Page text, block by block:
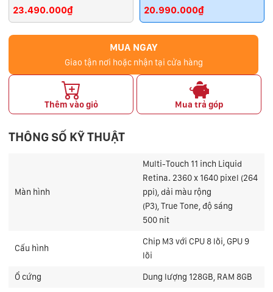
23.490.000₫
20.990.000₫
MUA NGAY
Giao tận nơi hoặc nhận tại cửa hàng
Thêm vào giỏ Mua trả góp
THÔNG SỐ KỸ THUẬT
Màn hình
Multi-Touch 11 inch Liquid
Retina. 2360 x 1640 pixel (264
ppi), dải màu rộng
(P3), True Tone, độ sáng
500 nit
Cấu hình
Chip M3 với CPU 8 lõi, GPU 9
lõi
Ổ cứng Dung lượng 128GB, RAM 8GB